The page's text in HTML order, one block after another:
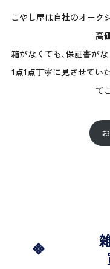
こやし屋は自社のオーク
高
箱がなくても､保証書が
1点1点丁寧に見させてい
て